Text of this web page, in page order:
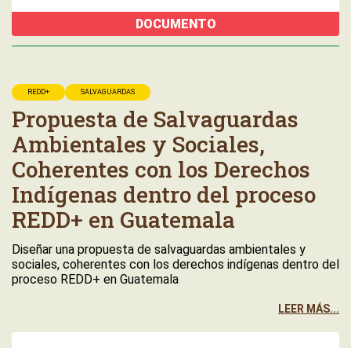
DOCUMENTO
REDD+ SALVAGUARDAS
Propuesta de Salvaguardas
Ambientales y Sociales,
Coherentes con los Derechos
Indígenas dentro del proceso
REDD+ en Guatemala
Diseñar una propuesta de salvaguardas ambientales y
sociales, coherentes con los derechos indígenas dentro del
proceso REDD+ en Guatemala
LEER MÁS...